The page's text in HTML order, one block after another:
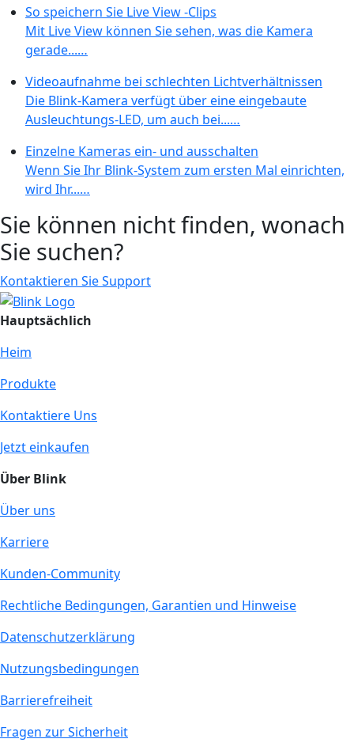
So speichern Sie Live View -Clips
Mit Live View können Sie sehen, was die Kamera
gerade...…
Videoaufnahme bei schlechten Lichtverhältnissen
Die Blink-Kamera verfügt über eine eingebaute
Ausleuchtungs-LED, um auch bei...…
Einzelne Kameras ein- und ausschalten
Wenn Sie Ihr Blink-System zum ersten Mal einrichten,
wird Ihr...…
Sie können nicht finden, wonach
Sie suchen?
Kontaktieren Sie Support
Hauptsächlich
Heim
Produkte
Kontaktiere Uns
Jetzt einkaufen
Über Blink
Über uns
Karriere
Kunden-Community
Rechtliche Bedingungen, Garantien und Hinweise
Datenschutzerklärung
Nutzungsbedingungen
Barrierefreiheit
Fragen zur Sicherheit